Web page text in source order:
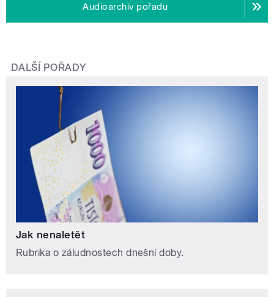
Audioarchiv pořadu
DALŠÍ POŘADY
Jak nenaletět
Rubrika o záludnostech dnešní doby.